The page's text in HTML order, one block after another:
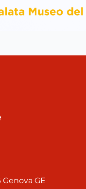
Genova GE